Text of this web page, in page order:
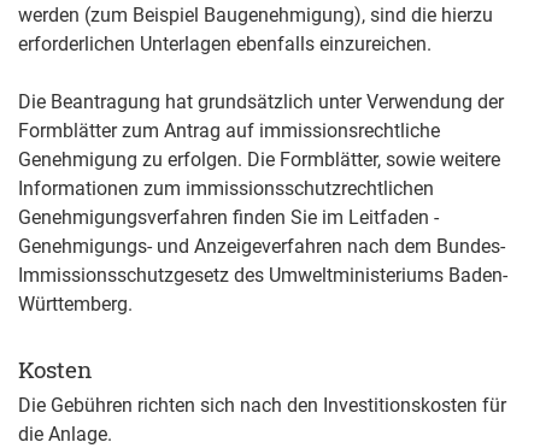
werden (zum Beispiel Baugenehmigung), sind die hierzu
erforderlichen Unterlagen ebenfalls einzureichen.
Die Beantragung hat grundsätzlich unter Verwendung der
Formblätter zum Antrag auf immissionsrechtliche
Genehmigung zu erfolgen. Die Formblätter, sowie weitere
Informationen zum immissionsschutzrechtlichen
Genehmigungsverfahren finden Sie im Leitfaden -
Genehmigungs- und Anzeigeverfahren nach dem Bundes-
Immissionsschutzgesetz des Umweltministeriums Baden-
Württemberg.
Kosten
Die Gebühren richten sich nach den Investitionskosten für
die Anlage.